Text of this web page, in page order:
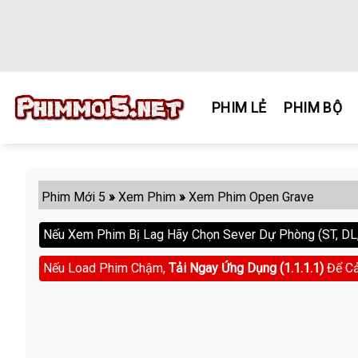
PHIM LẺ PHIM BỘ
Phim Mới 5 » Xem Phim » Xem Phim Open Grave
Nếu Xem Phim Bị Lag Hãy Chọn Sever Dự Phòng (ST,
Nếu Load Phim Chậm, Tải Ngay Ứng Dụng (1.1.1.1) Để